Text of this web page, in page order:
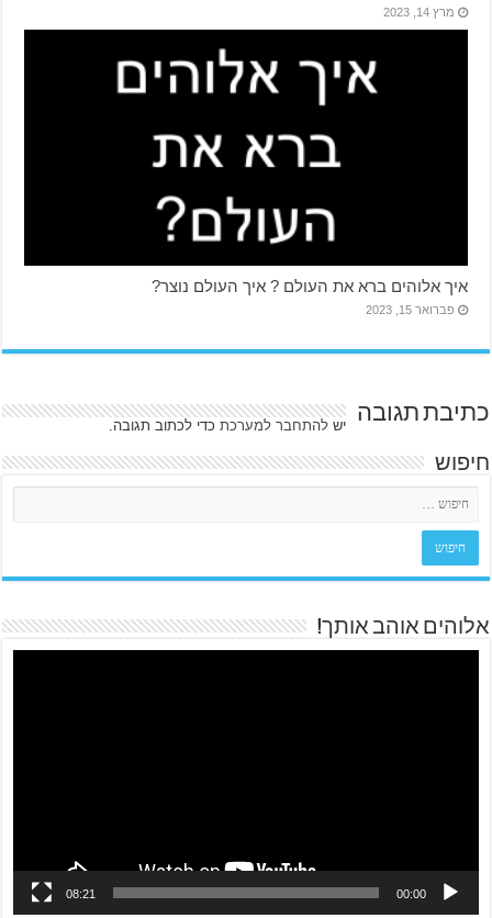
מרץ 14, 2023
איך אלוהים ברא את העולם ? איך העולם נוצר?
פברואר 15, 2023
כתיבת תגובה ישלהתחבר למערכת כדי לכתוב תגובה.
חיפוש
אלוהים אוהב אותך!
00:00
08:21